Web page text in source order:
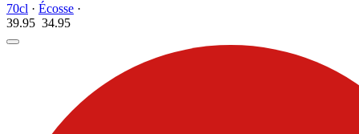
70cl · Écosse ·
39.95 34.95